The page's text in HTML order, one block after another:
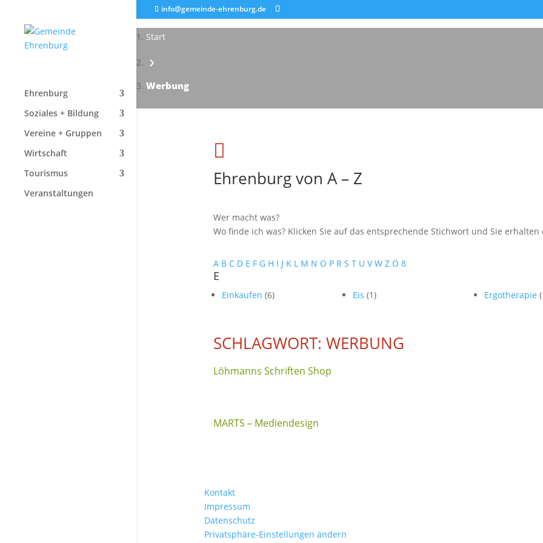
info@gemeinde-ehrenburg.de
Ehrenburg
Soziales + Bildung
Vereine + Gruppen
Wirtschaft
Tourismus
Veranstaltungen
Start
›
Werbung

Ehrenburg von A – Z
Wer macht was?
Wo finde ich was? Klicken Sie auf das entsprechende Stichwort und Sie
A B C D E F G H I J K L M N O P R S T U V W Z Ö 8
E
Einkaufen (6) Eis(1) Ergotherapie
SCHLAGWORT: WERBUNG
Löhmanns Schriften Shop
MARTS – Mediendesign
Kontakt
Impressum
Datenschutz
Privatsphäre-Einstellungen ändern